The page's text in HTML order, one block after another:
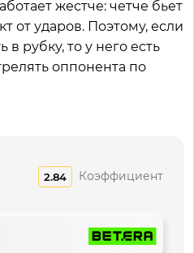
жестче: четче бьет
от ударов. Поэтому, если
в рубку, то у него есть
оппонента по
2.84 Коэффициент